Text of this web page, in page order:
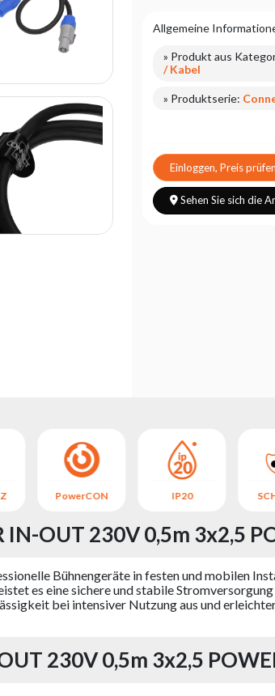
Allgemeine
» Produkt aus
/ Kabel
» Produktserie:
Einloggen, Preis prüfen
Sehen Sie sich die
PowerCON IP20
OUT 230V 0,5m 3x2,5
Bühnengeräte in festen und mobilen
es eine sichere und stabile
bei intensiver Nutzung aus und
230V 0,5m 3x2,5